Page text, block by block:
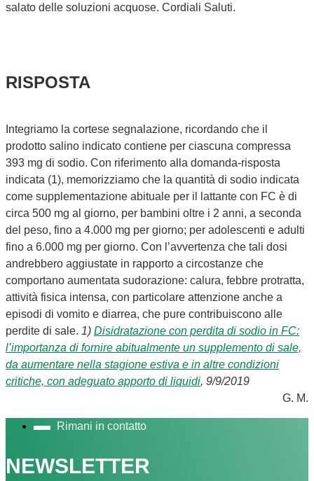
salato delle soluzioni acquose. Cordiali Saluti.
RISPOSTA
Integriamo la cortese segnalazione, ricordando che il
prodotto salino indicato contiene per ciascuna compressa
393 mg di sodio. Con riferimento alla domanda-risposta
indicata (1), memorizziamo che la quantità di sodio indicata
come supplementazione abituale per il lattante con FC è di
circa 500 mg al giorno, per bambini oltre i 2 anni, a seconda
del peso, fino a 4.000 mg per giorno; per adolescenti e adulti
fino a 6.000 mg per giorno. Con l’avvertenza che tali dosi
andrebbero aggiustate in rapporto a circostanze che
comportano aumentata sudorazione: calura, febbre protratta,
attività fisica intensa, con particolare attenzione anche a
episodi di vomito e diarrea, che pure contribuiscono alle
perdite di sale. 1) Disidratazione con perdita di sodio in FC:
l’importanza di fornire abitualmente un supplemento di sale,
da aumentare nella stagione estiva e in altre condizioni
critiche, con adeguato apporto di liquidi, 9/9/2019
G. M.
Rimani in contatto
NEWSLETTER